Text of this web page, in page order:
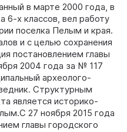
в марте 2000 года, в
6-х классов, вел работу
поселка Пелым и края.
и с целью сохранения
постановлением главы
2004 года за № 117
археолого-
Структурным
является историко-
27 ноября 2015 года
главы городского